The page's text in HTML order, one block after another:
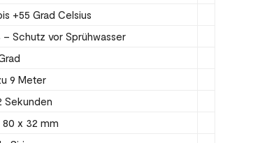
+55 Grad Celsius
– Schutz vor Sprühwasser
9 Meter
Sekunden
80 x 32 mm